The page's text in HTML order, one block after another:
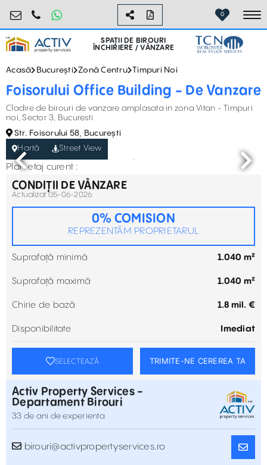
birouri@activpropertyservices.ro
0724.584.442 0
SPAȚII DE BIROURI
ÎNCHIRIERE / VÂNZARE
Acasă București Zonă Centru Timpuri Noi
Foisorului Office Building - De Vanzare
Cladire de birouri de vanzare amplasata in zona Vitan - Timpuri
noi, Sector 3, Bucuresti
Str. Foisorului 58, București
Hartă
Street View
Plan etaj curent :
CONDIȚII DE VÂNZARE
Actualizat 05-06-2026
0% COMISION
REPREZENTĂM PROPRIETARUL
Suprafață minimă 1.040 m²
Suprafață maximă 1.040 m²
Chirie de bază 1.8 mil. €
Disponibilitate Imediat
SELECTEAZĂ TRIMITE-NE CEREREA TA
Activ Property Services -
Departament Birouri
33 de ani de experienta
birouri@activpropertyservices.ro